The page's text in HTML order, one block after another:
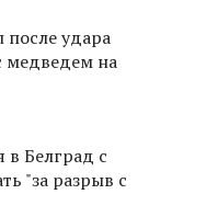
удара
медведем на
в Белград с
"за разрыв с